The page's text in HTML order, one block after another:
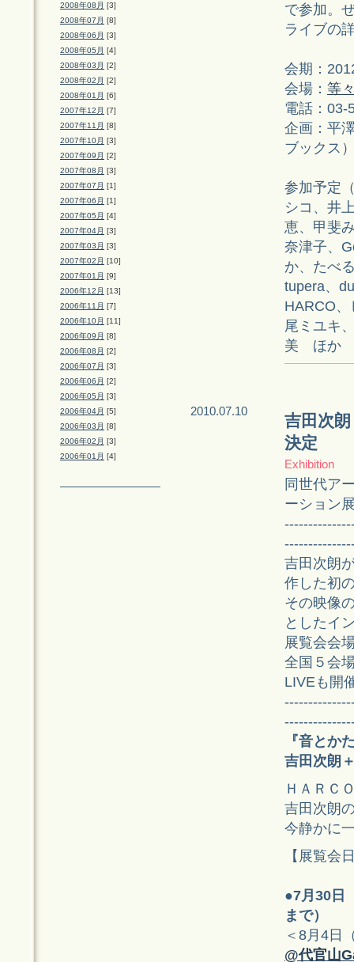
2008年08月 [3]
2008年07月 [8]
2008年06月 [3]
2008年05月 [4]
2008年03月 [2]
2008年02月 [2]
2008年01月 [6]
2007年12月 [7]
2007年11月 [8]
2007年10月 [3]
2007年09月 [2]
2007年08月 [3]
2007年07月 [1]
2007年06月 [1]
2007年05月 [4]
2007年04月 [3]
2007年03月 [3]
2007年02月 [10]
2007年01月 [9]
2006年12月 [13]
2006年11月 [7]
2006年10月 [11]
2006年09月 [8]
2006年08月 [2]
2006年07月 [3]
2006年06月 [2]
2006年05月 [3]
2006年04月 [5]
2006年03月 [8]
2006年02月 [3]
2006年01月 [4]
で参加。
ライブの
会期：
会場： 等
電話：
企画：平
ブックス
参加予定
シコ、井
恵、甲斐
奈津子、
か、たべ
tupera、
HARCO
尾ミユキ
美 ほか
2010.07.10
吉田次
決定
Exhibition
同世代ア
ーション
吉田次朗
作した初
その映像
としたイ
展覧会会
全国５会
LIVEも開
『音とか
吉田次朗
ＨＡＲＣ
吉田次朗
今静かに
【展覧会
●7月30日
まで）
＜8月4日
@代官山